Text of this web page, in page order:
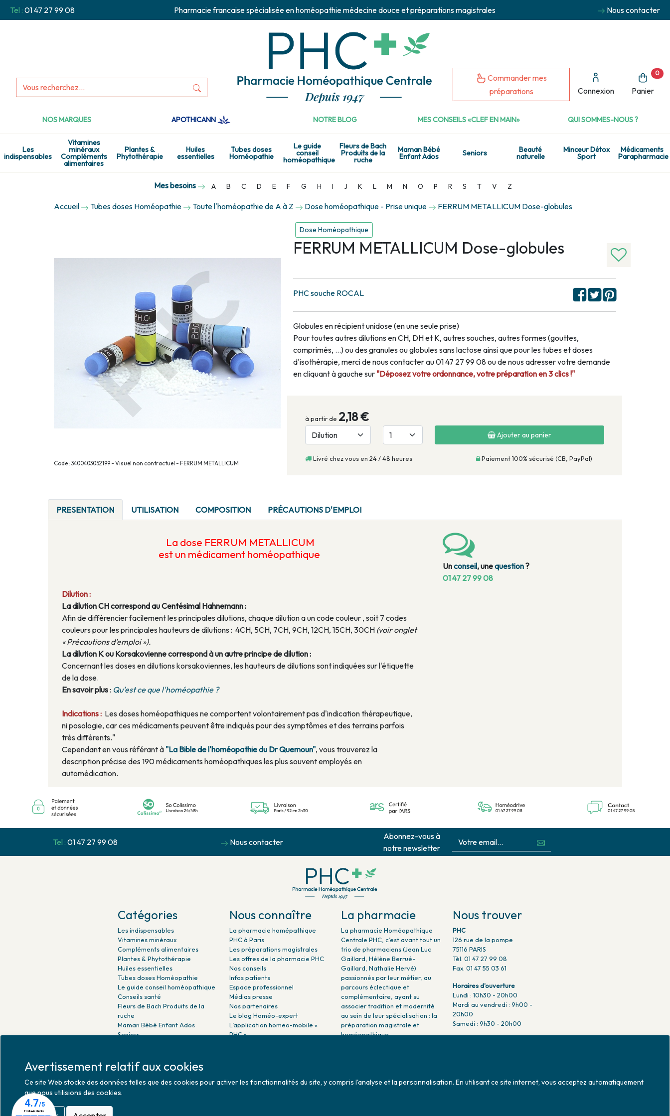
Tel : 01 47 27 99 08 Pharmacie francaise spécialisée en homéopathie médecine douce et préparations magistrales Nous contacter
Commander mes
préparations
Connexion Panier
0
NOS MARQUES APOTHICANN NOTRE BLOG MES CONSEILS «CLEF EN MAIN» QUI SOMMES-NOUS ?
Les
indispensables
Vitamines
minéraux
Compléments
alimentaires
Plantes &
Phytothérapie
Huiles
essentielles
Tubes doses
Homéopathie
Le guide
conseil
homéopathique
Fleurs de Bach
Produits de la
ruche
Maman Bébé
Enfant Ados Seniors Beauté
naturelle
Minceur Détox
Sport
Médicaments
Parapharmacie
Mes besoins A B C D E F G H I J K L M N O P R S T V Z
Accueil Tubes doses Homéopathie Toute l'homéopathie de A à Z Dose homéopathique - Prise unique FERRUM METALLICUM Dose-globules
Code : 3400403052199 - Visuel non contractuel - FERRUM METALLICUM
Dose Homéopathique
FERRUM METALLICUM Dose-globules
PHC souche ROCAL
Globules en récipient unidose (en une seule prise)
Pour toutes autres dilutions en CH, DH et K, autres souches, autres formes (gouttes,
comprimés, …) ou des granules ou globules sans lactose ainsi que pour les tubes et doses
d'isothérapie, merci de nous contacter au 01 47 27 99 08 ou de nous adresser votre demande
en cliquant à gauche sur "Déposez votre ordonnance, votre préparation en 3 clics !"
à partir de 2,18 €
Ajouter au panier
Livré chez vous en 24 / 48 heures Paiement 100% sécurisé (CB, PayPal)
PRESENTATION UTILISATION COMPOSITION PRÉCAUTIONS D'EMPLOI
La dose FERRUM METALLICUM
est un médicament homéopathique
Dilution :
La dilution CH correspond au Centésimal Hahnemann :
Afin de différencier facilement les principales dilutions, chaque dilution a un code couleur , soit 7 codes
couleurs pour les principales hauteurs de dilutions : 4CH, 5CH, 7CH, 9CH, 12CH, 15CH, 30CH (voir onglet
« Précautions d'emploi »).
La dilution K ou Korsakovienne correspond à un autre principe de dilution :
Concernant les doses en dilutions korsakoviennes, les hauteurs de dilutions sont indiquées sur l'étiquette
de la dose.
En savoir plus: Qu'est ce que l'homéopathie ?
Indications : Les doses homéopathiques ne comportent volontairement pas d'indication thérapeutique,
ni posologie, car ces médicaments peuvent être indiqués pour des symptômes et des terrains parfois
très différents."
Cependant en vous référant à "La Bible de l'homéopathie du Dr Quemoun", vous trouverez la
description précise des 190 médicaments homéopathiques les plus souvent employés en
automédication.
Unconseil, unequestion?
01 47 27 99 08
Tel : 01 47 27 99 08 Nous contacter
Abonnez-vous à
notre newsletter
Catégories
Les indispensables
Vitamines minéraux
Compléments alimentaires
Plantes & Phytothérapie
Huiles essentielles
Tubes doses Homéopathie
Le guide conseil homéopathique
Conseils santé
Fleurs de Bach Produits de la
ruche
Maman Bébé Enfant Ados
Seniors
Médicaments Parapharmacie
Nous connaître
La pharmacie homépathique
PHC à Paris
Les préparations magistrales
Les offres de la pharmacie PHC
Nos conseils
Infos patients
Espace professionnel
Médias presse
Nos partenaires
Le blog Homéo-expert
L’application homeo-mobile «
PHC »
Enfants - AMFE
La pharmacie
La pharmacie Homéopathique
Centrale PHC, c’est avant tout un
trio de pharmaciens (Jean Luc
Gaillard, Hélène Berrué-
Gaillard, Nathalie Hervé)
passionnés par leur métier, au
parcours éclectique et
complémentaire, ayant su
associer tradition et modernité
au sein de leur spécialisation : la
préparation magistrale et
homéopathique.
Nous trouver
PHC
126 rue de la pompe
75116 PARIS
Tél. 01 47 27 99 08
Fax. 01 47 55 03 61
Horaires d'ouverture
Lundi : 10h30 - 20h00
Mardi au vendredi : 9h00 -
20h00
Samedi : 9h30 - 20h00
Avertissement relatif aux cookies
Ce site Web stocke des données telles que des cookies pour activer les fonctionnalités du site, y compris l'analyse et la personnalisation. En utilisant ce site internet, vous acceptez automatiquement
que nous utilisions des cookies.